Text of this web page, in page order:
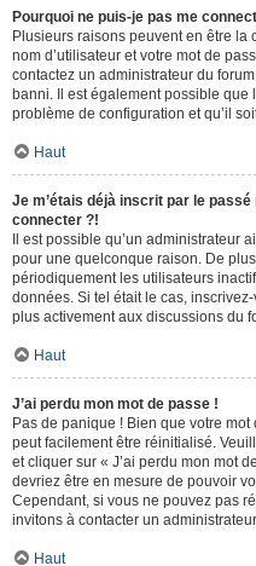
Pourquoi ne puis-je pas me
Plusieurs raisons peuvent en être la
nom d’utilisateur et votre mot de
contactez un administrateur du
banni. Il est également possible
problème de configuration et qu’il
Haut
Je m’étais déjà inscrit par le
connecter ?!
Il est possible qu’un administrateur
pour une quelconque raison. De
périodiquement les utilisateurs
données. Si tel était le cas,
plus activement aux discussions du
Haut
J’ai perdu mon mot de passe !
Pas de panique ! Bien que votre
peut facilement être réinitialisé.
et cliquer sur « J’ai perdu mon mot
devriez être en mesure de pouvoir
Cependant, si vous ne pouvez pas
invitons à contacter un
Haut